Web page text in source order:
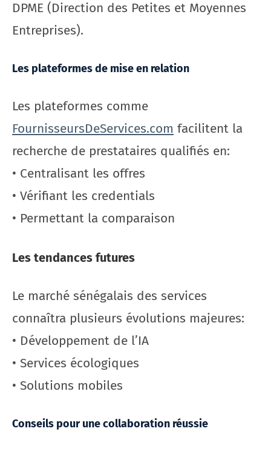
DPME (Direction des Petites et Moyennes
Entreprises).
Les plateformes de mise en relation
Les plateformes comme
FournisseursDeServices.com facilitent la
recherche de prestataires qualifiés en:
• Centralisant les offres
• Vérifiant les credentials
• Permettant la comparaison
Les tendances futures
Le marché sénégalais des services
connaîtra plusieurs évolutions majeures:
• Développement de l’IA
• Services écologiques
• Solutions mobiles
Conseils pour une collaboration réussie